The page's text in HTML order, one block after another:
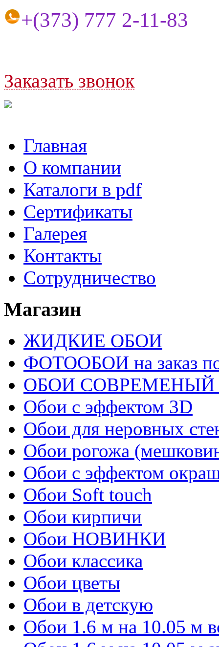
+(373) 777 2-11-83
Заказать звонок
Главная
О компании
Каталоги в pdf
Сертификаты
Галерея
Контакты
Сотрудничество
Магазин
ЖИДКИЕ ОБОИ
ФОТООБОИ на заказ
ОБОИ СОВРЕМЕНЫЙ
Обои с эффектом 3D
Обои для неровных
Обои рогожа
Обои с эффектом
Обои Soft touch
Обои кирпичи
Обои НОВИНКИ
Обои классика
Обои цветы
Обои в детскую
Обои 1.6 м на 10.05 м